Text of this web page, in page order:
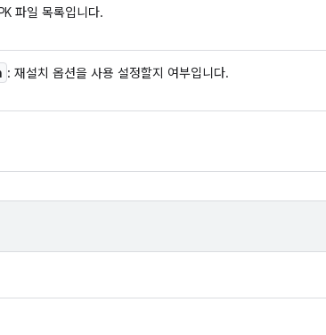
파일 목록입니다.
: 재설치 옵션을 사용 설정할지 여부입니다.